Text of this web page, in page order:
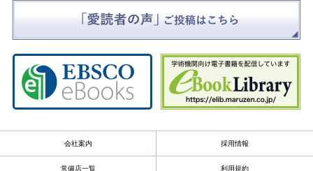
会社案内 採用情報
常備店一覧 利用規約